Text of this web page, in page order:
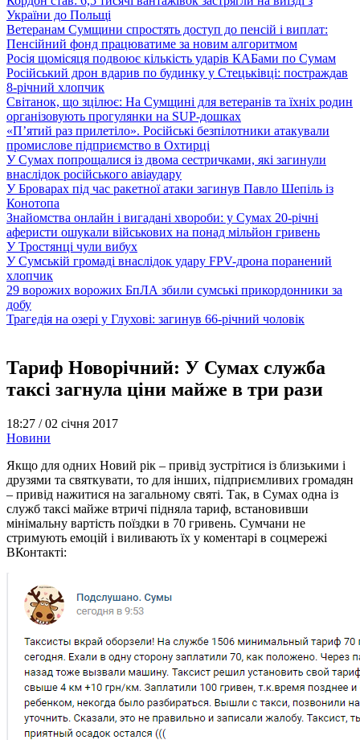
України до Польщі
Ветеранам Сумщини спростять доступ до пенсій і виплат:
Пенсійний фонд працюватиме за новим алгоритмом
Росія щомісяця подвоює кількість ударів КАБами по Сумам
Російський дрон вдарив по будинку у Стецьківці: постраждав
8-річний хлопчик
Світанок, що зцілює: На Сумщині для ветеранів та їхніх родин
організовують прогулянки на SUP-дошках
«П’ятий раз прилетіло». Російські безпілотники атакували
промислове підприємство в Охтирці
У Сумах попрощалися із двома сестричками, які загинули
внаслідок російського авіаудару
У Броварах під час ракетної атаки загинув Павло Шепіль із
Конотопа
Знайомства онлайн і вигадані хвороби: у Сумах 20-річні
аферисти ошукали військових на понад мільйон гривень
У Тростянці чули вибух
У Сумській громаді внаслідок удару FPV-дрона поранений
хлопчик
29 ворожих ворожих БпЛА збили сумські прикордонники за
добу
Трагедія на озері у Глухові: загинув 66-річний чоловік
Тариф Новорічний: У Сумах служба
таксі загнула ціни майже в три рази
18:27 /02 січня 2017
Новини
Якщо для одних Новий рік – привід зустрітися із близькими і
друзями та святкувати, то для інших, підприємливих громадян
– привід нажитися на загальному святі. Так, в Сумах одна із
служб таксі майже втричі підняла тариф, встановивши
мінімальну вартість поїздки в 70 гривень. Сумчани не
стримують емоцій і виливають їх у коментарі в соцмережі
ВКонтакті: